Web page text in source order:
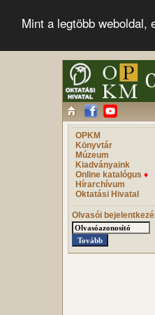
Mint a legtöbb
OPKM
Könyvtár
Múzeum
Kiadványaink
Online katalógus ♦
Hírarchívum
Oktatási Hivatal
Olvasói